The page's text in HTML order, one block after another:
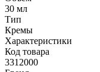
30 мл
Тип
Кремы
Характеристики
Код товара
3312000